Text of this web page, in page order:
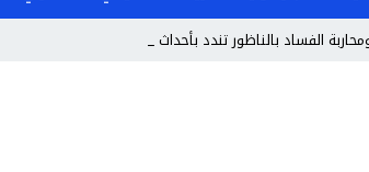
الفساد بالناظور تندد بأحداث سبتة ومليلية و_